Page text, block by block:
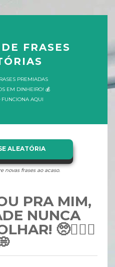
FRASES
PREMIADAS
EM DINHEIRO! 💰
FUNCIONA AQUI
ALEATÓRIA
novas frases ao acaso.
PRA MIM,
NUNCA
🥺🙇🏻‍♀️